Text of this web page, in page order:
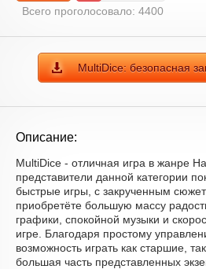
Всего проголосовало: 4400
MultiDice: безопасная
Описание:
MultiDice - отличная игра в жанре
представители данной категории
быстрые игры, с закрученным
приобретёте большую массу
графики, спокойной музыки и
игре. Благодаря простому
возможность играть как старшие,
большая часть представленных